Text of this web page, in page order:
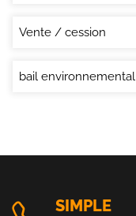
Vente / cession
bail environnemental
SIMPLE